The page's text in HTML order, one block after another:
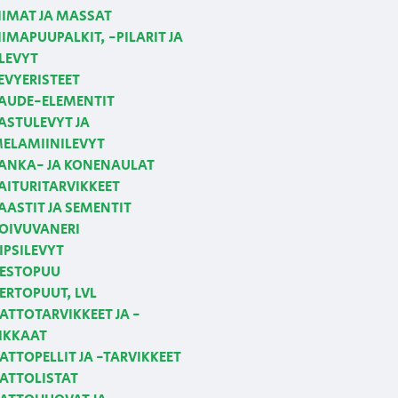
JA MASSAT
-PILARIT JA
ELEMENTIT
JA
JA KONENAULAT
JA SEMENTIT
LVL
JA -
JA -TARVIKKEET